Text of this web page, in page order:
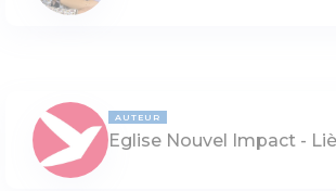
AUTEUR
Eglise Nouvel Impact -